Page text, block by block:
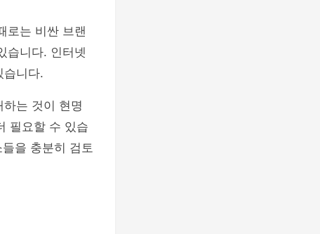
로는 비싼 브랜
습니다. 인터넷
습니다.
는 것이 현명
필요할 수 있습
을 충분히 검토